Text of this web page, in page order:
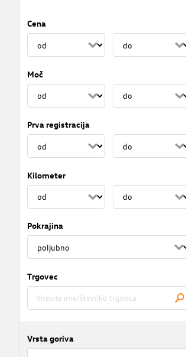
Cena
Moč
Prva registracija
Kilometer
Pokrajina
Trgovec
Vrsta goriva